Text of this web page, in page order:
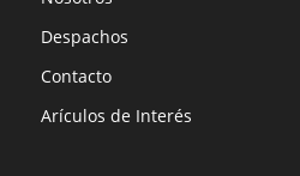
Despachos
Contacto
Arículos de Interés